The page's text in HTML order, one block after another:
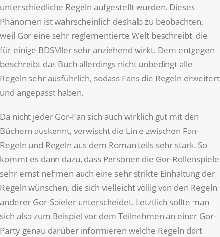
unterschiedliche Regeln aufgestellt wurden. Dieses
Phänomen ist wahrscheinlich deshalb zu beobachten,
weil Gor eine sehr reglementierte Welt beschreibt, die
für einige BDSMler sehr anziehend wirkt. Dem entgegen
beschreibt das Buch allerdings nicht unbedingt alle
Regeln sehr ausführlich, sodass Fans die Regeln erweitert
und angepasst haben.
Da nicht jeder Gor-Fan sich auch wirklich gut mit den
Büchern auskennt, verwischt die Linie zwischen Fan-
Regeln und Regeln aus dem Roman teils sehr stark. So
kommt es dann dazu, dass Personen die Gor-Rollenspiele
sehr ernst nehmen auch eine sehr strikte Einhaltung der
Regeln wünschen, die sich vielleicht völlig von den Regeln
anderer Gor-Spieler unterscheidet. Letztlich sollte man
sich also zum Beispiel vor dem Teilnehmen an einer Gor-
Party genau darüber informieren welche Regeln dort